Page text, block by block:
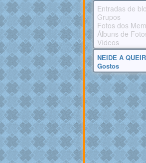
Entradas de
Grupos
Fotos dos
Álbuns de
Vídeos
NEIDE A
Gostos